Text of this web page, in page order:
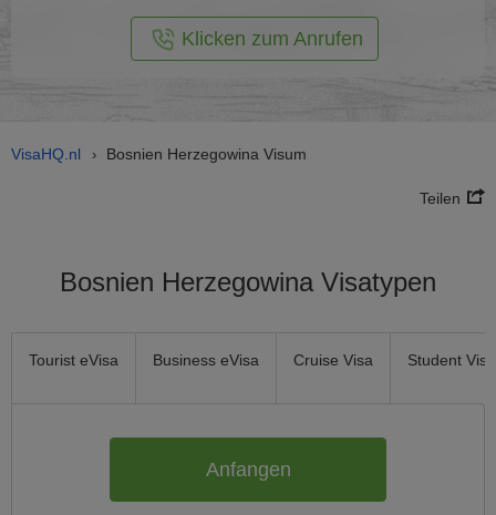
Klicken zum Anrufen
VisaHQ.nl › Bosnien Herzegowina Visum
Teilen
Bosnien Herzegowina Visatypen
Tourist eVisa Business eVisa Cruise Visa Student Visa
Anfangen